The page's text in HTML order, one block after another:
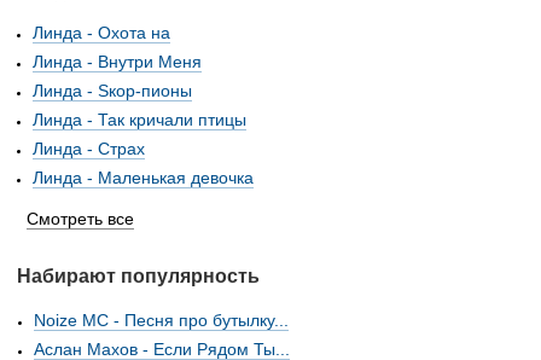
Линда - Охота на
Линда - Внутри Меня
Линда - Sкор-пионы
Линда - Так кричали птицы
Линда - Страх
Линда - Маленькая девочка
Смотреть все
Набирают популярность
Noize MC - Песня про бутылку...
Аслан Махов - Если Рядом Ты...